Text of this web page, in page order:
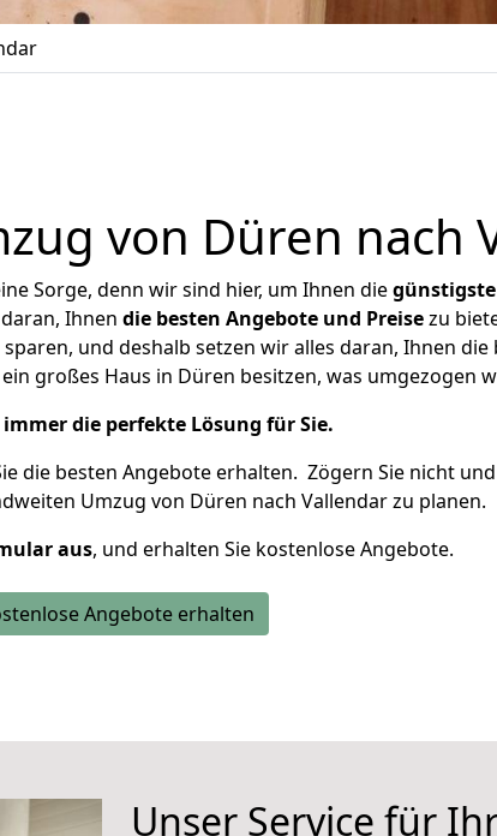
von Düren nach
Sorge, denn wir sind hier, um Ihnen diegünstigste
Ihnen die besten Angebote und Preisezu
und deshalb setzen wir alles daran, Ihnen die
großes Haus in Düren besitzen, was umgezogen
die perfekte Lösung für Sie.
die besten Angebote erhalten. Zögern Sie nicht und
Umzug von Düren nach Vallendar zu planen.
aus, und erhalten Sie kostenlose Angebote.
Angebote erhalten
Unser Service für